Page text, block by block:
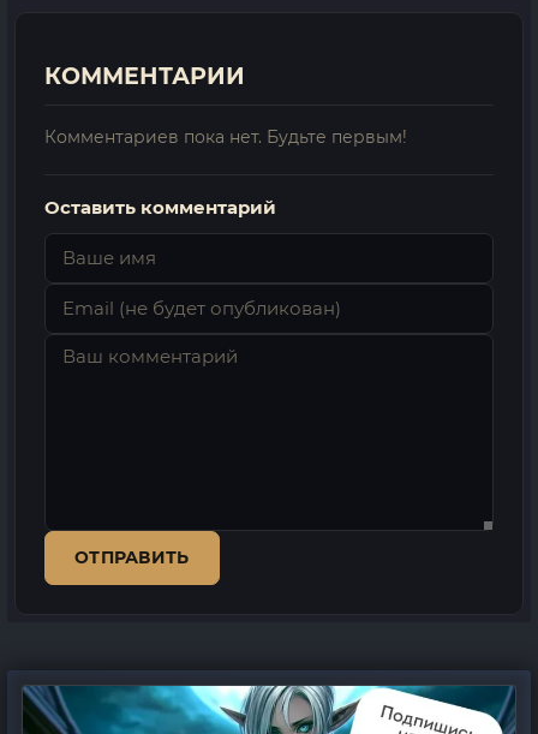
КОММЕНТАРИИ
Комментариев пока нет. Будьте первым!
Оставить комментарий
ОТПРАВИТЬ